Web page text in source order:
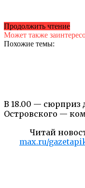
В 18.00 — сюрприз
Островского —
Читай
max.ru/
Продолжить чтение
Может также
Похожие темы: